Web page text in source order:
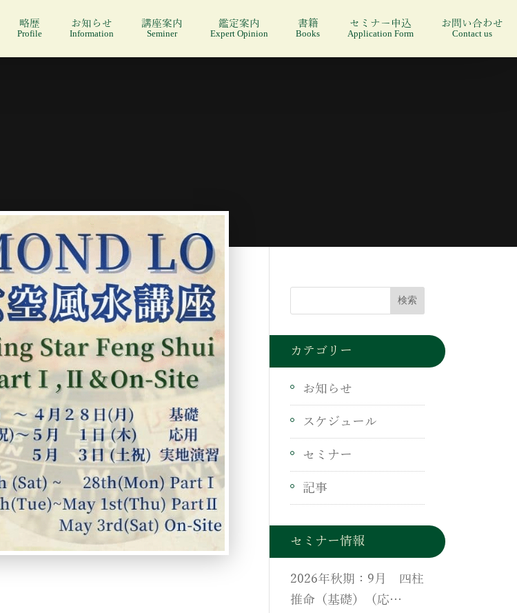
略歴
Profile
お知らせ
Information
講座案内
Seminer
鑑定案内
Expert Opinion
書籍
Books
セミナー申込
Application Form
お問い合わせ
Contact us
カテゴリー
お知らせ
スケジュール
セミナー
記事
セミナー情報
2026年秋期：9月 四柱
推命（基礎）（応